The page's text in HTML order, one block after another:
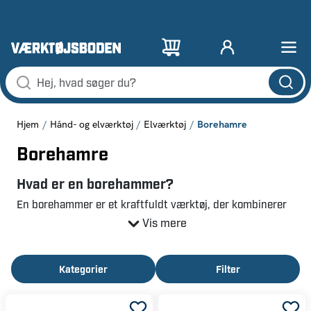
Hjem Hånd- og elværktøj Elværktøj Borehamre
Borehamre
Hvad er en borehammer?
En borehammer er et kraftfuldt værktøj, der kombinerer
boring og slagkraft for at kunne arbejde i hårde
Batteridrevet borehammer – Fleksibel og
praktisk
Med en borehammer med batteri får du maksimal
Vis mere
Kategorier Filter